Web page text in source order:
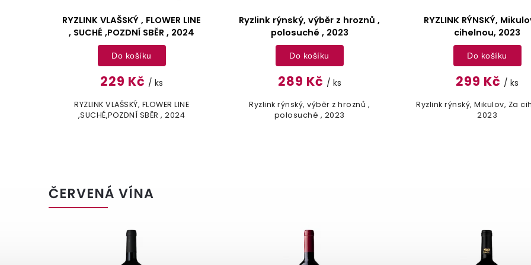
Ryzlink rýnský, výběr z hroznů ,
polosuché , 2023
289 Kč / ks
Do košíku
Ryzlink rýnský, výběr z hroznů ,
polosuché , 2023
RYZLINK RÝNSKÝ, Mikulov, Za
cihelnou, 2023
299 Kč / ks
Do košíku
Ryzlink rýnský, Mikulov, Za cihelnou,
2023
RULANDSKÉ
LINE,POZDNÍ
229 Kč / ks
Do košíku
RULANDSKÉ ŠEDÉ, FLOWER
POZDNÍ SBĚR ,SUCHÉ,
ČERVENÁ VÍNA